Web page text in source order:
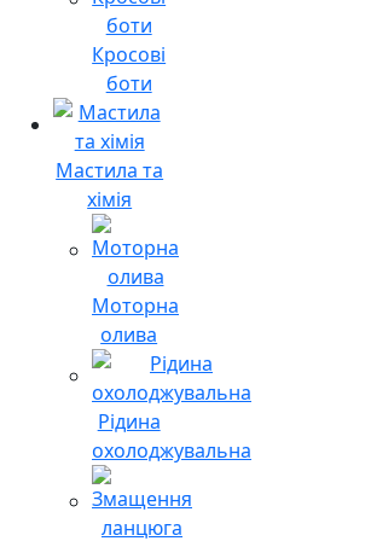
Кросові
боти
Мастила та
хімія
Моторна
олива
Рідина
охолоджувальна